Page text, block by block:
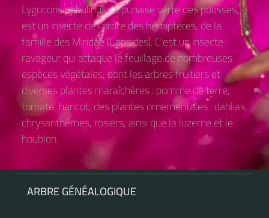
Lygocoris pabulinus, la punaise verte des pousses,
est un insecte de l'ordre des hémiptères, de la
famille des Miridae (Capsides). C'est un insecte
ravageur qui attaque le feuillage de nombreuses
espèces végétales, dont les arbres fruitiers et
diverses plantes maraîchères : pomme de terre,
tomate, haricot, des plantes ornementales : dahlias,
chrysanthèmes, rosiers, ainsi que la luzerne et le
houblon.
ARBRE GÉNÉALOGIQUE